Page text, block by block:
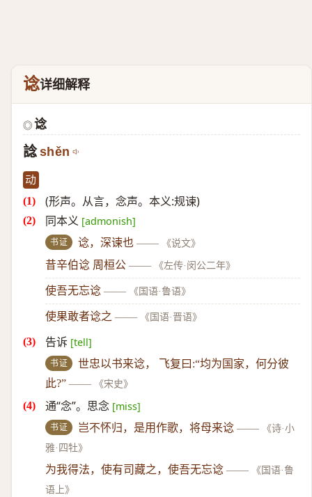
谂详细解释
◎ 谂
諗 shěn
动
(形声。从言，念声。本义:规谏)
同本义 [admonish]
书证 谂，深谏也 —— 《说文》
昔辛伯谂 周桓公 —— 《左传·闵公二年》
使吾无忘谂 —— 《国语·鲁语》
使果敢者谂之 —— 《国语·晋语》
告诉 [tell]
书证
世忠以书来谂， 飞复曰:“均为国家，何分彼
此?” —— 《宋史》
通“念”。思念 [miss]
书证 岂不怀归，是用作歌，将母来谂 ——
《诗·小
雅·四牡》
为我得法，使有司藏之，使吾无忘谂 ——
《国语·鲁
语上》